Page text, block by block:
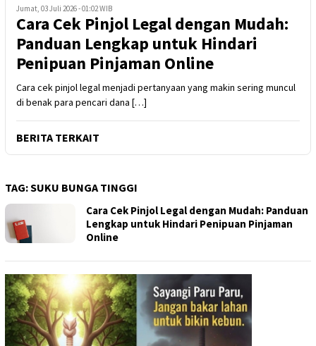
Jumat, 03 Juli 2026 - 01:02 WIB
Cara Cek Pinjol Legal dengan Mudah:
Panduan Lengkap untuk Hindari
Penipuan Pinjaman Online
Cara cek pinjol legal menjadi pertanyaan yang makin sering muncul
di benak para pencari dana […]
BERITA TERKAIT
TAG:SUKU BUNGA TINGGI
Cara Cek Pinjol Legal dengan Mudah: Panduan
Lengkap untuk Hindari Penipuan Pinjaman
Online